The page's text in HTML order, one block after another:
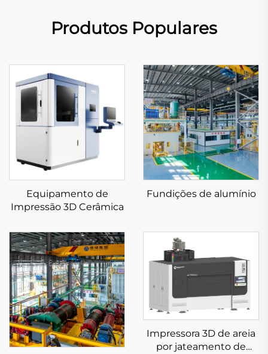
Produtos Populares
Equipamento de
Impressão 3D Cerâmica
Fundições de alumínio
Impressora 3D de areia
por jateamento de